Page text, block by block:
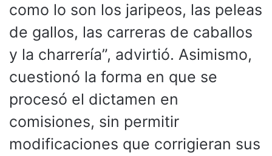
como lo son los jaripeos, las peleas
de gallos, las carreras de caballos
y la charrería”, advirtió. Asimismo,
cuestionó la forma en que se
procesó el dictamen en
comisiones, sin permitir
modificaciones que corrigieran sus